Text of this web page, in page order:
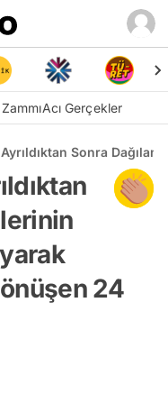
Acı Gerçekler
Sonra
24